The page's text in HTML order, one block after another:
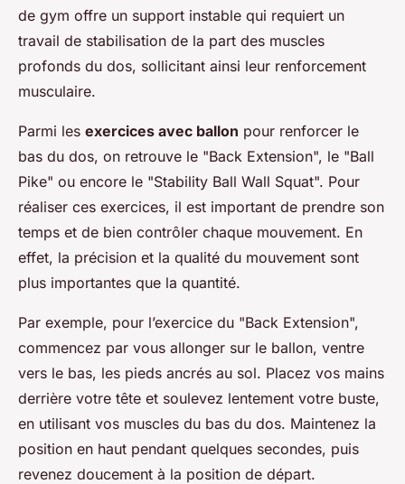
de gym offre un support instable qui requiert un
travail de stabilisation de la part des muscles
profonds du dos, sollicitant ainsi leur renforcement
musculaire.
Parmi les exercices avec ballon pour renforcer le
bas du dos, on retrouve le "Back Extension", le "Ball
Pike" ou encore le "Stability Ball Wall Squat". Pour
réaliser ces exercices, il est important de prendre son
temps et de bien contrôler chaque mouvement. En
effet, la précision et la qualité du mouvement sont
plus importantes que la quantité.
Par exemple, pour l’exercice du "Back Extension",
commencez par vous allonger sur le ballon, ventre
vers le bas, les pieds ancrés au sol. Placez vos mains
derrière votre tête et soulevez lentement votre buste,
en utilisant vos muscles du bas du dos. Maintenez la
position en haut pendant quelques secondes, puis
revenez doucement à la position de départ.